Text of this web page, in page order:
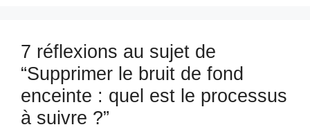
7 réflexions au sujet de
“Supprimer le bruit de fond
enceinte : quel est le processus
à suivre ?”